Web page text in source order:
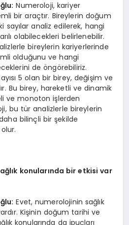
Numeroloji, kariyer
bir araçtır. Bireylerin doğum
sayılar analiz edilerek, hangi
olabilecekleri belirlenebilir.
bireylerin kariyerlerinde
olduğunu ve hangi
de öngörebiliriz.
5 olan bir birey, değişim ve
Bu birey, hareketli ve dinamik
ve monoton işlerden
bu tür analizlerle bireylerin
bilinçli bir şekilde
konularında bir etkisi var
Evet, numerolojinin sağlık
Kişinin doğum tarihi ve
konularında da ipuçları